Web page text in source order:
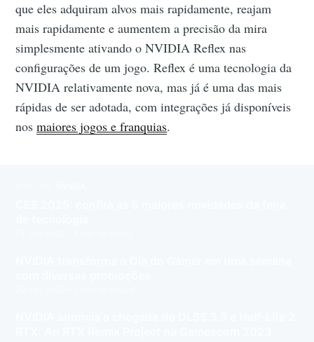
que eles adquiram alvos mais rapidamente, reajam
mais rapidamente e aumentem a precisão da mira
simplesmente ativando o NVIDIA Reflex nas
configurações de um jogo. Reflex é uma tecnologia da
NVIDIA relativamente nova, mas já é uma das mais
rápidas de ser adotada, com integrações já disponíveis
nosmaiores jogos e franquias.